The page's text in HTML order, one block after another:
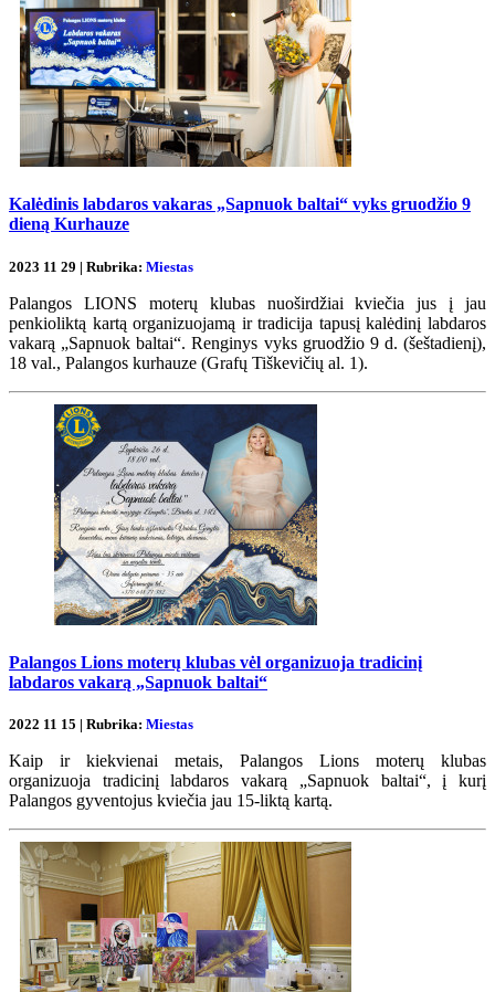
Kalėdinis labdaros vakaras „Sapnuok baltai“ vyks gruodžio 9
dieną Kurhauze
2023 11 29 | Rubrika: Miestas
Palangos LIONS moterų klubas nuoširdžiai kviečia jus į jau
penkioliktą kartą organizuojamą ir tradicija tapusį kalėdinį labdaros
vakarą „Sapnuok baltai“. Renginys vyks gruodžio 9 d. (šeštadienį),
18 val., Palangos kurhauze (Grafų Tiškevičių al. 1).
Palangos Lions moterų klubas vėl organizuoja tradicinį
labdaros vakarą „Sapnuok baltai“
2022 11 15 | Rubrika: Miestas
Kaip ir kiekvienai metais, Palangos Lions moterų klubas
organizuoja tradicinį labdaros vakarą „Sapnuok baltai“, į kurį
Palangos gyventojus kviečia jau 15-liktą kartą.